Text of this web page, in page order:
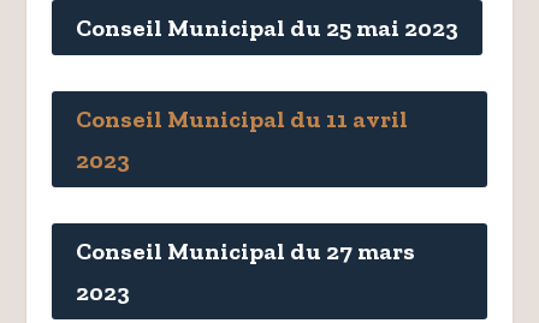
Conseil Municipal du 25 mai 2023
Conseil Municipal du 11 avril
2023
Conseil Municipal du 27 mars
2023